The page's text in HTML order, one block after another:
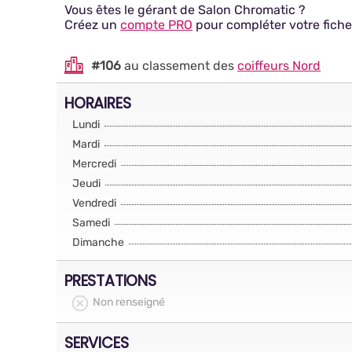
Vous êtes le gérant de Salon Chromatic ?
Créez un compte PRO pour compléter votre
#106 au classement des coiffeurs Nord
HORAIRES
Lundi
Mardi
Mercredi
Jeudi
Vendredi
Samedi
Dimanche
PRESTATIONS
Non renseigné
SERVICES